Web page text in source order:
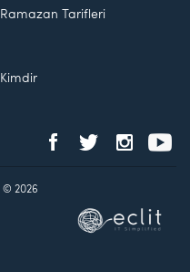
Ramazan Tarifleri
Kimdir
© 2026